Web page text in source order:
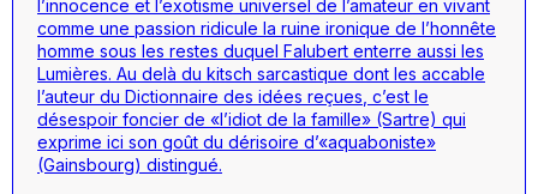
l’innocence et l’exotisme universel de l’amateur en vivant
comme une passion ridicule la ruine ironique de l’honnête
homme sous les restes duquel Falubert enterre aussi les
Lumières. Au delà du kitsch sarcastique dont les accable
l’auteur du Dictionnaire des idées reçues , c’est le
désespoir foncier de «l’idiot de la famille» (Sartre) qui
exprime ici son goût du dérisoire d’«aquaboniste»
(Gainsbourg) distingué.